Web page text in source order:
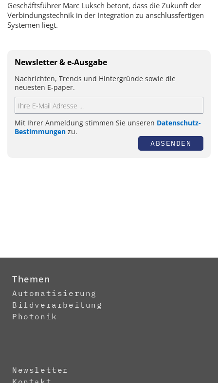
Geschäftsführer Marc Luksch betont, dass die Zukunft der
Verbindungstechnik in der Integration zu anschlussfertigen
Systemen liegt.
Newsletter & e-Ausgabe
Nachrichten, Trends und Hintergründe sowie die
neuesten E-paper.
Mit Ihrer Anmeldung stimmen Sie unseren Datenschutz-
Bestimmungen zu.
ABSENDEN
Themen
Automatisierung
Bildverarbeitung
Photonik
Newsletter